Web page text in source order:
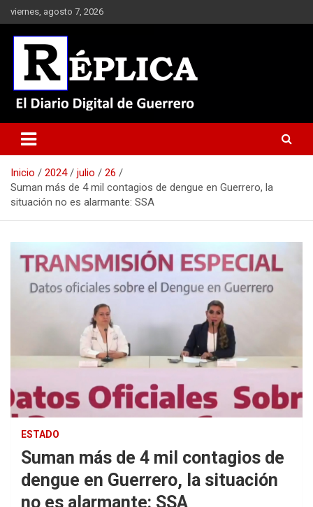
Saltar
al
contenido
viernes, agosto 7, 2026
Réplica
Inicio 2024 julio
26
Suman más de 4 mil contagios de dengue en Guerrero, la
situación no es alarmante: SSA
ESTADO
Suman más de 4 mil contagios de
dengue en Guerrero, la situación
no es alarmante: SSA